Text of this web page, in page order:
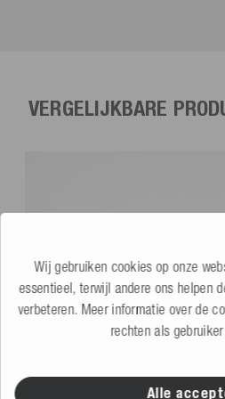
VERGELIJKBARE
Wij gebruiken cookies op onze
essentieel, terwijl andere ons helpen
verbeteren. Meer informatie over de
rechten als
Alle